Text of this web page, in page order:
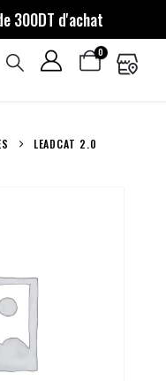
300DT d'achat
0
LEADCAT 2.0